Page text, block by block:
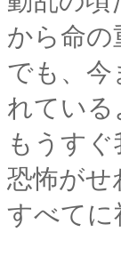
から命
でも、今
れている
もうす
恐怖がせ
すべて